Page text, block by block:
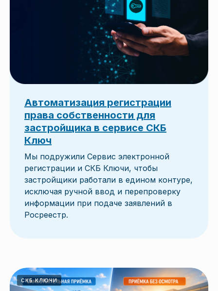
Автоматизация регистрации
права собственности для
застройщика в сервисе СКБ
Ключ
Мы подружили Сервис электронной
регистрации и СКБ Ключи, чтобы
застройщики работали в едином контуре,
исключая ручной ввод и перепроверку
информации при подаче заявлений в
Росреестр.
СКБ КЛЮЧИ